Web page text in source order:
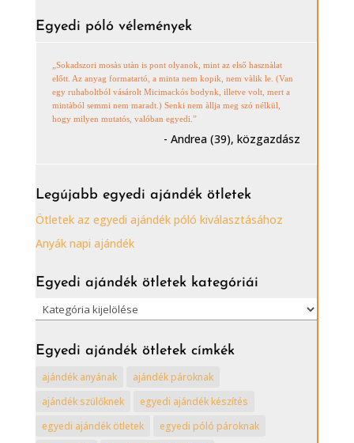
Egyedi póló vélemények
„Sokadszori mosàs utàn is pont olyanok, mint az első hasznàlat
előtt. Az anyag formatartó, a minta nem kopik, nem vàlik le. (Van
egy ruhaboltból vásárolt Micimackós bodynk, illetve volt, mert a
mintàból semmi nem maradt.) Senki nem àllja meg szó nélkül,
hogy milyen mutatós, valóban egyedi.”
- Andrea (39), közgazdász
Legújabb egyedi ajándék ötletek
Ötletek az egyedi ajándék póló kiválasztásához
Anyák napi ajándék
Egyedi ajándék ötletek kategóriái
Egyedi
ajándék
ötletek
kategóriái
Egyedi ajándék ötletek címkék
ajándék anyának
ajándék pároknak
ajándék szülőknek
egyedi ajándék készítés
egyedi ajándék ötletek
egyedi póló pároknak